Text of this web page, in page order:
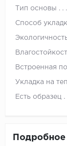
Тип основы
Способ
Встроенная
Укладка на
Есть образец
Подробное